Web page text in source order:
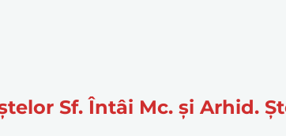
Sf. Întâi Mc. și Arhid.